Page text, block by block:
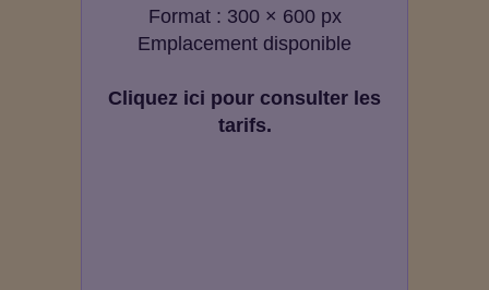
Format : 300 × 600 px
Emplacement disponible
Cliquez ici pour consulter les
tarifs.